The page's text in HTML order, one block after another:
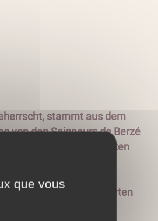
stammt aus dem
von den Seigneurs de Berzé
eines ausgeklügelten
als uneinnehmbar.
Von diesen Gärten
que vous